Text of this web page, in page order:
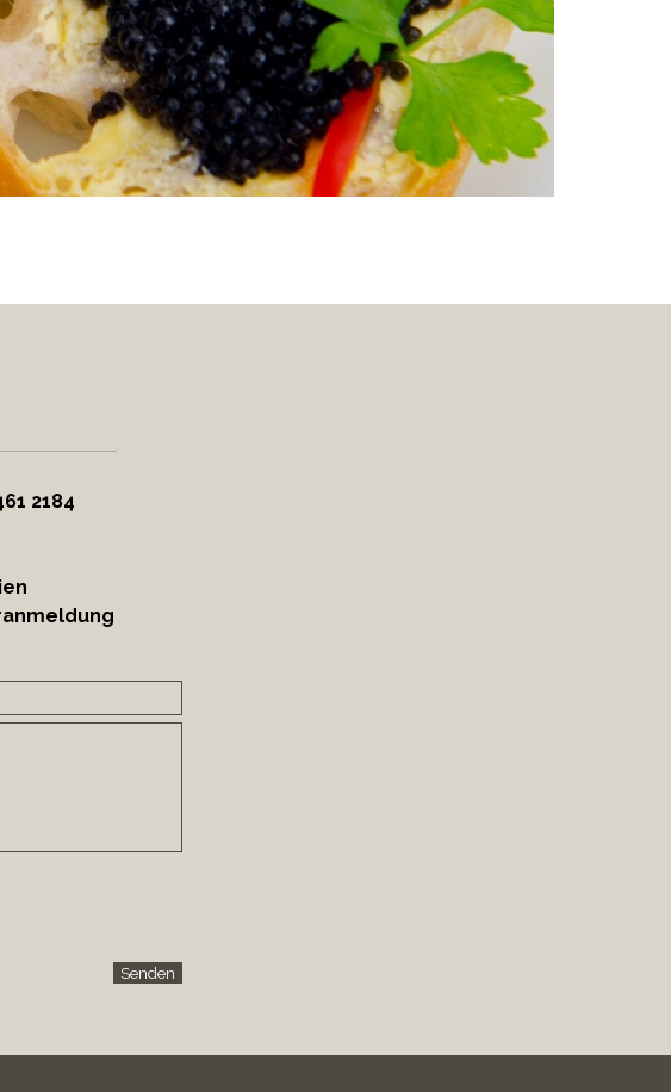
2184